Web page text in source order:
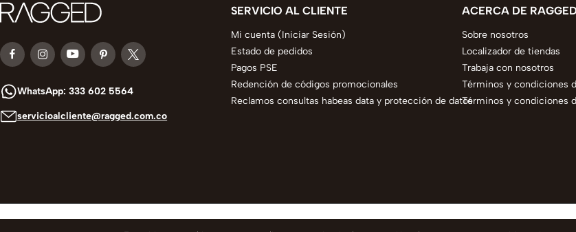
WhatsApp: 333 602 5564
servicioalcliente@ragged.com.co
SERVICIO AL CLIENTE
Mi cuenta (Iniciar Sesión)
Estado de pedidos
Pagos PSE
Redención de códigos promocionales
Reclamos consultas habeas data y protección de datos
ACERCA DE
Sobre nosotros
Localizador de tiendas
Trabaja con nosotros
Términos y condiciones
Términos y condiciones